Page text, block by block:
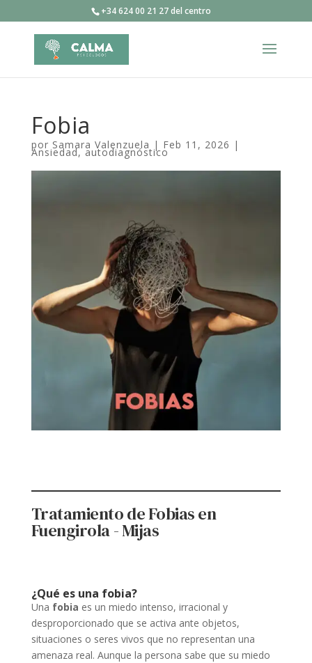
+34 624 00 21 27 del centro
Fobia
por Samara Valenzuela | Feb 11, 2026 |
Ansiedad, autodiagnóstico
Tratamiento de Fobias en
Fuengirola - Mijas
¿Qué es una fobia?
Una fobia es un miedo intenso, irracional y
desproporcionado que se activa ante objetos,
situaciones o seres vivos que no representan una
amenaza real. Aunque la persona sabe que su miedo